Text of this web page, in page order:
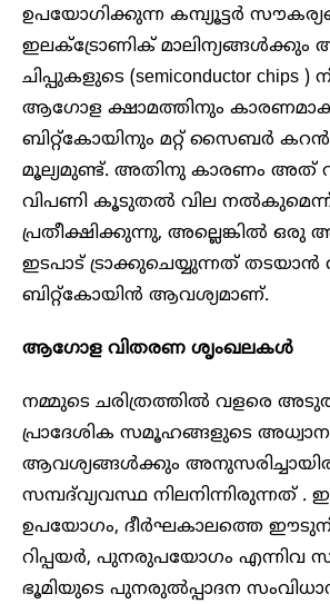
ഉപയോഗിക്കുന്ന കമ്പ്യൂട്ടർ
ഇലക്ട്രോണിക് മാലിന്യങ്ങൾക്കും
ചിപ്പുകളുടെ (semiconductor chips )
ആഗോള ക്ഷാമത്തിനും
ബിറ്റ്കോയിനും മറ്റ് സൈബർ
മൂല്യമുണ്ട്. അതിനു കാരണം അത്
വിപണി കൂടുതൽ വില
പ്രതീക്ഷിക്കുന്നു, അല്ലെങ്കിൽ
ഇടപാട് ട്രാക്കുചെയ്യുന്നത്
ബിറ്റ്കോയിൻ ആവശ്യമാണ്.
ആഗോള വിതരണ ശൃംഖലകൾ
നമ്മുടെ ചരിത്രത്തിൽ വളരെ
പ്രാദേശിക സമൂഹങ്ങളുടെ
ആവശ്യങ്ങൾക്കും
സമ്പദ്‌വ്യവസ്ഥ നിലനിന്നിരുന്നത് .
ഉപയോഗം, ദീർഘകാലത്തെ
റിപ്പയർ, പുനരുപയോഗം എന്നിവ
ഭൂമിയുടെ പുനരുൽപ്പാദന